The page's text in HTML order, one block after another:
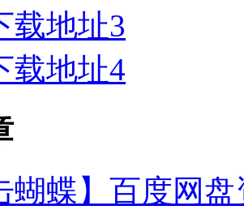
载地址3
载地址4
蝴蝶】百度网